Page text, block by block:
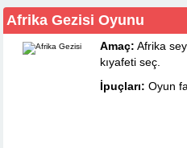
Afrika Gezisi Oyunu
Amaç: Afrika
kıyafeti seç.
İpuçları: Oyun